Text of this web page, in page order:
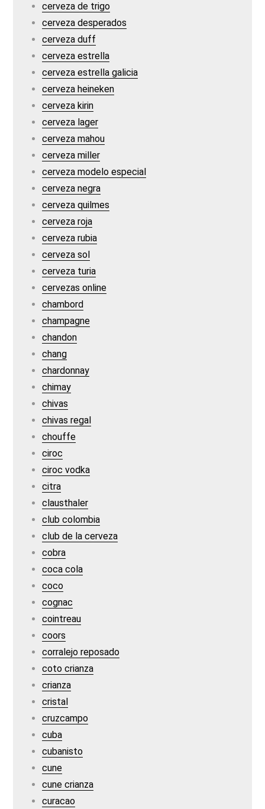
cerveza de trigo
cerveza desperados
cerveza duff
cerveza estrella
cerveza estrella galicia
cerveza heineken
cerveza kirin
cerveza lager
cerveza mahou
cerveza miller
cerveza modelo especial
cerveza negra
cerveza quilmes
cerveza roja
cerveza rubia
cerveza sol
cerveza turia
cervezas online
chambord
champagne
chandon
chang
chardonnay
chimay
chivas
chivas regal
chouffe
ciroc
ciroc vodka
citra
clausthaler
club colombia
club de la cerveza
cobra
coca cola
coco
cognac
cointreau
coors
corralejo reposado
coto crianza
crianza
cristal
cruzcampo
cuba
cubanisto
cune
cune crianza
curacao